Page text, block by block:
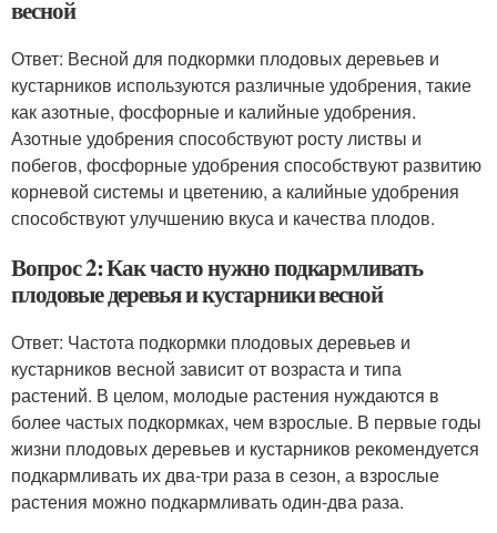
весной
Ответ: Весной для подкормки плодовых деревьев и
кустарников используются различные удобрения, такие
как азотные, фосфорные и калийные удобрения.
Азотные удобрения способствуют росту листвы и
побегов, фосфорные удобрения способствуют развитию
корневой системы и цветению, а калийные удобрения
способствуют улучшению вкуса и качества плодов.
Вопрос 2: Как часто нужно подкармливать
плодовые деревья и кустарники весной
Ответ: Частота подкормки плодовых деревьев и
кустарников весной зависит от возраста и типа
растений. В целом, молодые растения нуждаются в
более частых подкормках, чем взрослые. В первые годы
жизни плодовых деревьев и кустарников рекомендуется
подкармливать их два-три раза в сезон, а взрослые
растения можно подкармливать один-два раза.